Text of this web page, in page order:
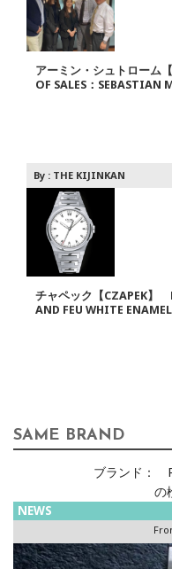
アーミン・シュトローム
OF SALES：SEBASTIAN
By : THE KIJINKAN
チャペック【CZAPEK】
AND FEU WHITE
SAME BRAND
ブランド：
の
NEWS